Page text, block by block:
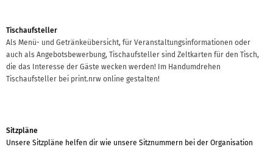
Tischaufsteller
Als Menü- und Getränkeübersicht, für Veranstaltungsinformationen oder
auch als Angebotsbewerbung, Tischaufsteller sind Zeltkarten für den Tisch,
die das Interesse der Gäste wecken werden! Im Handumdrehen
Tischaufsteller bei print.nrw online gestalten!
Sitzpläne
Unsere Sitzpläne helfen dir wie unsere Sitznummern bei der Organisation